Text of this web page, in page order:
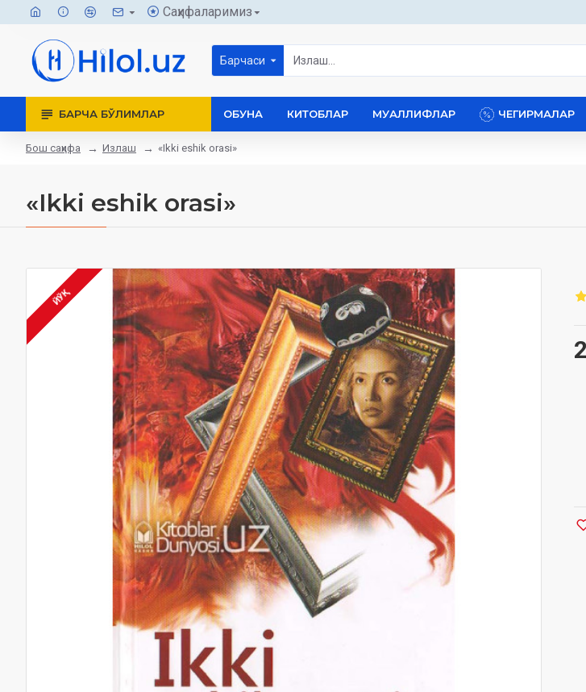
Саҳифаларимиз
Барчаси
БАРЧА БЎЛИМЛАР ОБУНА КИТОБЛАР МУАЛЛИФЛАР ЧЕГИРМАЛАР
Бош саҳифа Излаш «Ikki eshik orasi»
«Ikki eshik orasi»
ЙЎҚ